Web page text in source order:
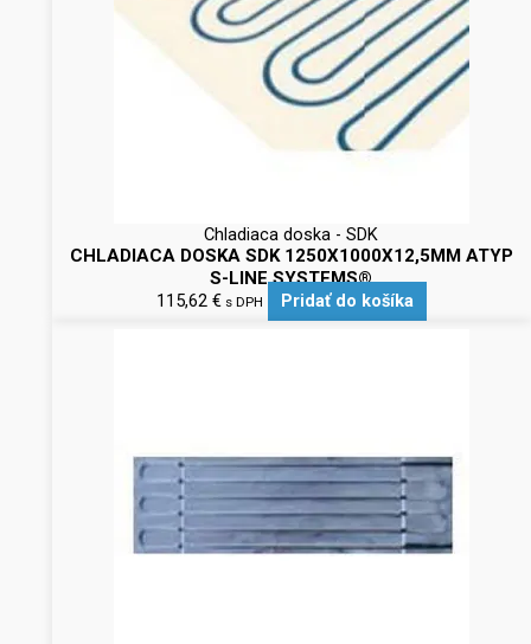
Chladiaca doska - SDK
CHLADIACA DOSKA SDK 1250X1000X12,5MM ATYP
S-LINE SYSTEMS®
115,62 €s DPH Pridať do košíka